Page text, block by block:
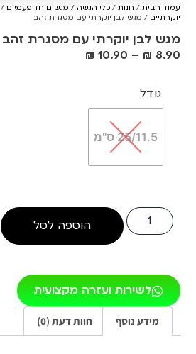
עמוד הבית / חנות /כלי הגשה / מגשים חד פעמיים /
יוקרתיים / מגש לבן יוקרתי עם מסגרת זהב
מגש לבן יוקרתי עם מסגרת זהב
₪ 8.90
–
₪ 10.90
גודל
25/11.5 ס"מ
הוספה לסל
לשירות ועזרה מקצועית
מידע נוסף חוות דעת (0)